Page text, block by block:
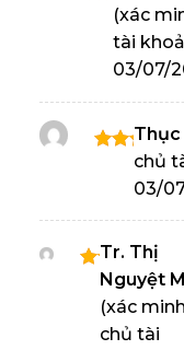
Được
hạng
(xác
tài
03/07/
55
Thục
chủ
03/
Được
xếp
hạng
Tr. Thị
Nguyệt
(xác minh
chủ tài